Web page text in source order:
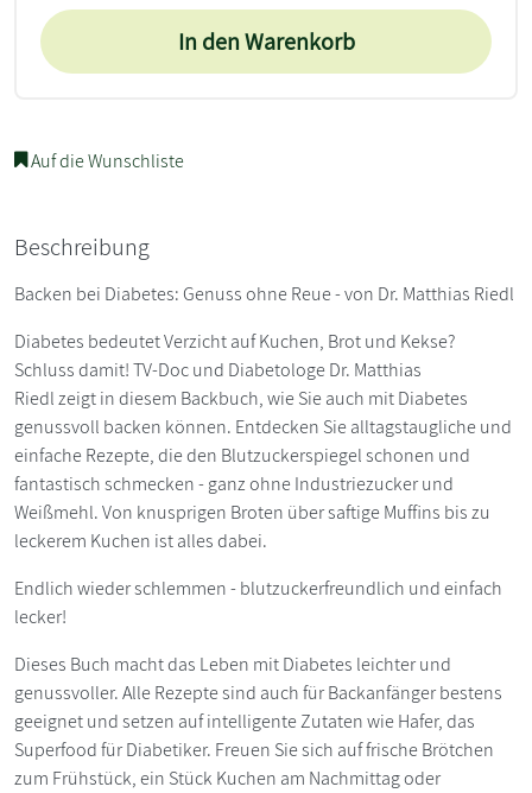
In den Warenkorb
Auf die Wunschliste
Beschreibung
Backen bei Diabetes: Genuss ohne Reue - von Dr. Matthias Riedl
Diabetes bedeutet Verzicht auf Kuchen, Brot und Kekse?
Schluss damit! TV-Doc und Diabetologe Dr. Matthias
Riedl zeigt in diesem Backbuch, wie Sie auch mit Diabetes
genussvoll backen können. Entdecken Sie alltagstaugliche und
einfache Rezepte, die den Blutzuckerspiegel schonen und
fantastisch schmecken - ganz ohne Industriezucker und
Weißmehl. Von knusprigen Broten über saftige Muffins bis zu
leckerem Kuchen ist alles dabei.
Endlich wieder schlemmen - blutzuckerfreundlich und einfach
lecker!
Dieses Buch macht das Leben mit Diabetes leichter und
genussvoller. Alle Rezepte sind auch für Backanfänger bestens
geeignet und setzen auf intelligente Zutaten wie Hafer, das
Superfood für Diabetiker. Freuen Sie sich auf frische Brötchen
zum Frühstück, ein Stück Kuchen am Nachmittag oder